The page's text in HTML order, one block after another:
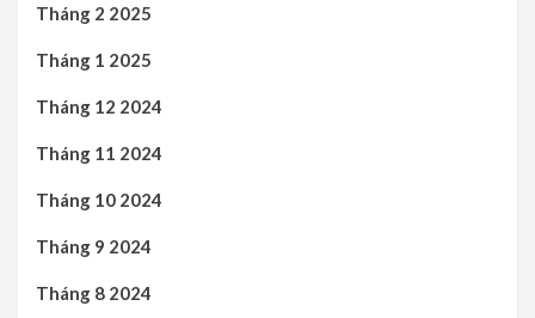
Tháng 2 2025
Tháng 1 2025
Tháng 12 2024
Tháng 11 2024
Tháng 10 2024
Tháng 9 2024
Tháng 8 2024